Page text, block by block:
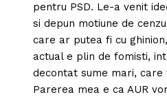
pentru PSD. Le-a venit
si depun motiune de
care ar putea fi cu
actual e plin de fomisti,
decontat sume mari,
Parerea mea e ca AUR